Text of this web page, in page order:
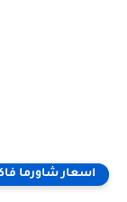
اسعار شاورما